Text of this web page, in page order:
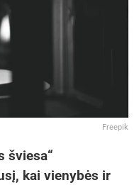
Freepik
šviesa“
kai vienybės ir